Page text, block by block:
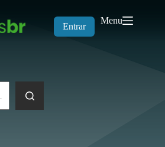
Entrar
Menu